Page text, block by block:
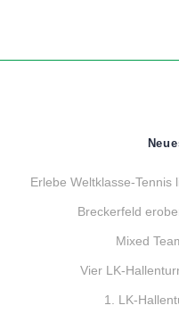
Erlebe Weltklasse-
Breckerfeld
Mixed
Vier LK-
1. LK-